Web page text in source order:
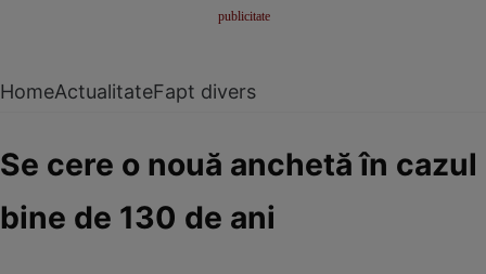
HomeActualitateFapt divers
Se cere o nouă anchetă în
bine de 130 de ani